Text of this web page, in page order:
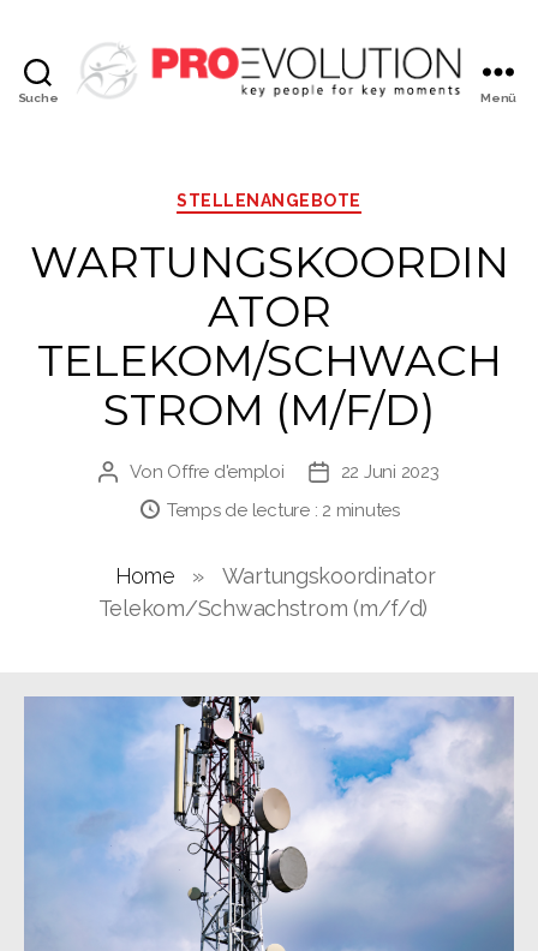
Suche Menü
Kategorien
STELLENANGEBOTE
WARTUNGSKOORDIN
ATOR
TELEKOM/SCHWACH
STROM (M/F/D)
Beitragsautor
Von Offre d'emploi Veröffentlichungsdatum
22 Juni 2023
Temps de lecture : 2 minutes
Home »
Wartungskoordinator
Telekom/Schwachstrom (m/f/d)